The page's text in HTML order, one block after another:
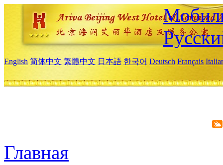
English 简体中文 繁體中文 日本語 한국어 Deutsch Français
Главная